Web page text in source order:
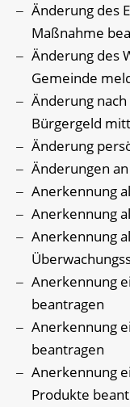
Änderung des
Maßnahme
Änderung des
Gemeinde
Änderung
Bürgergeld
Änderung
Änderungen
Anerkennung
Anerkennung
Anerkennung
Anerkennung
beantragen
Anerkennung
beantragen
Anerkennung
Produkte